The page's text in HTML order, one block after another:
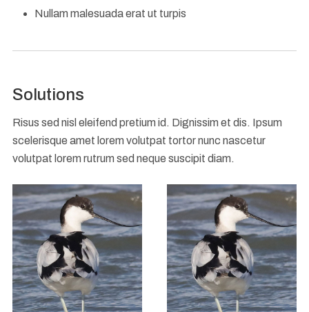
Nullam malesuada erat ut turpis
Solutions
Risus sed nisl eleifend pretium id. Dignissim et dis. Ipsum
scelerisque amet lorem volutpat tortor nunc nascetur
volutpat lorem rutrum sed neque suscipit diam.